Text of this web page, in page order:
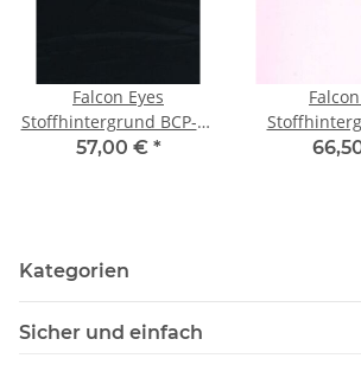
Falcon Eyes
Stoffhintergrund BCP-02
2,9x5 m Schwarz
57,00 € *
101
Kategorien
Sicher und einfach